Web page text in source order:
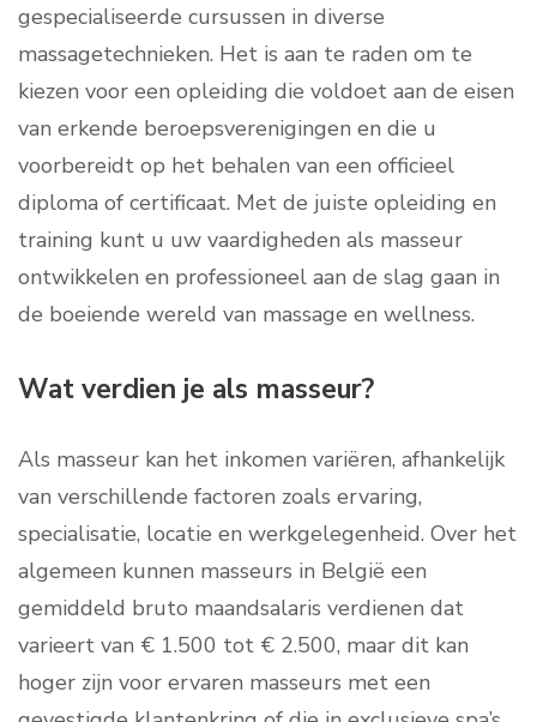
gespecialiseerde cursussen in diverse
massagetechnieken. Het is aan te raden om te
kiezen voor een opleiding die voldoet aan de eisen
van erkende beroepsverenigingen en die u
voorbereidt op het behalen van een officieel
diploma of certificaat. Met de juiste opleiding en
training kunt u uw vaardigheden als masseur
ontwikkelen en professioneel aan de slag gaan in
de boeiende wereld van massage en wellness.
Wat verdien je als masseur?
Als masseur kan het inkomen variëren, afhankelijk
van verschillende factoren zoals ervaring,
specialisatie, locatie en werkgelegenheid. Over het
algemeen kunnen masseurs in België een
gemiddeld bruto maandsalaris verdienen dat
varieert van € 1.500 tot € 2.500, maar dit kan
hoger zijn voor ervaren masseurs met een